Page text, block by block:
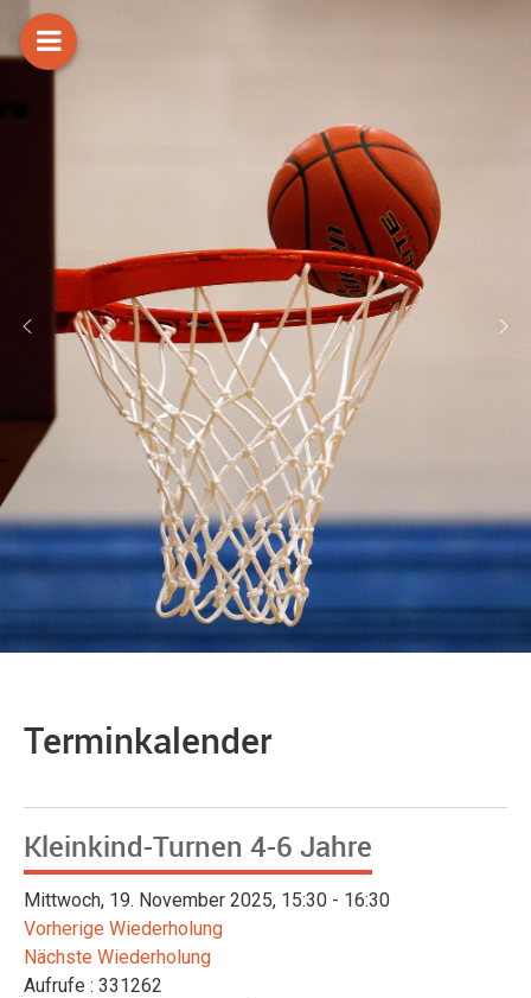
Terminkalender
Kleinkind-Turnen 4-6 Jahre
Mittwoch, 19. November 2025, 15:30 - 16:30
Vorherige Wiederholung
Nächste Wiederholung
Aufrufe : 331262